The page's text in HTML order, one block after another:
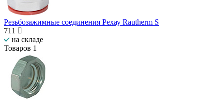
Резьбозажимные соединения Рехау Rautherm S
711
на складе
Товаров 1